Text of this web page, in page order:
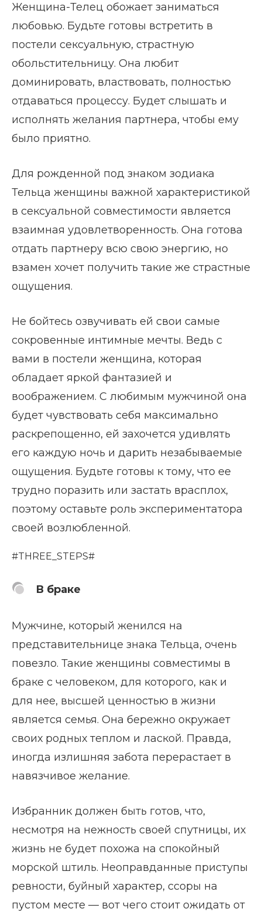
Женщина-Телец обожает заниматься
любовью. Будьте готовы встретить в
постели сексуальную, страстную
обольстительницу. Она любит
доминировать, властвовать, полностью
отдаваться процессу. Будет слышать и
исполнять желания партнера, чтобы ему
было приятно.
Для рожденной под знаком зодиака
Тельца женщины важной характеристикой
в сексуальной совместимости является
взаимная удовлетворенность. Она готова
отдать партнеру всю свою энергию, но
взамен хочет получить такие же страстные
ощущения.
Не бойтесь озвучивать ей свои самые
сокровенные интимные мечты. Ведь с
вами в постели женщина, которая
обладает яркой фантазией и
воображением. С любимым мужчиной она
будет чувствовать себя максимально
раскрепощенно, ей захочется удивлять
его каждую ночь и дарить незабываемые
ощущения. Будьте готовы к тому, что ее
трудно поразить или застать врасплох,
поэтому оставьте роль экспериментатора
своей возлюбленной.
#THREE_STEPS#
В браке
Мужчине, который женился на
представительнице знака Тельца, очень
повезло. Такие женщины совместимы в
браке с человеком, для которого, как и
для нее, высшей ценностью в жизни
является семья. Она бережно окружает
своих родных теплом и лаской. Правда,
иногда излишняя забота перерастает в
навязчивое желание.
Избранник должен быть готов, что,
несмотря на нежность своей спутницы, их
жизнь не будет похожа на спокойный
морской штиль. Неоправданные приступы
ревности, буйный характер, ссоры на
пустом месте — вот чего стоит ожидать от